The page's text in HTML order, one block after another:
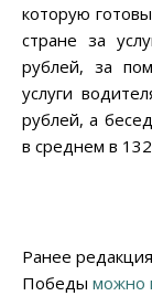
которую
стране за
рублей, за
услуги
рублей, а
в среднем в
Ранее
Победы можно